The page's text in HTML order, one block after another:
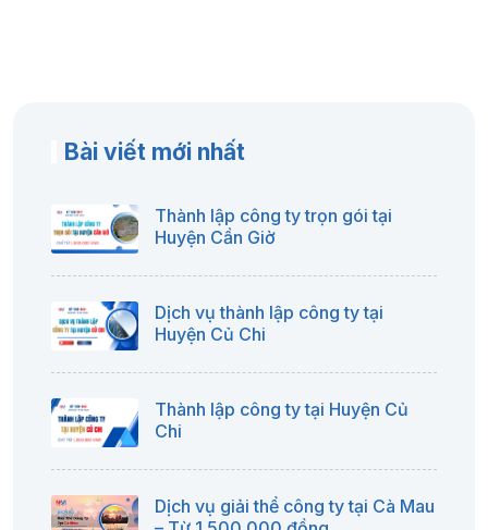
Bài viết mới nhất
Thành lập công ty trọn gói tại
Huyện Cần Giờ
Dịch vụ thành lập công ty tại
Huyện Củ Chi
Thành lập công ty tại Huyện Củ
Chi
Dịch vụ giải thể công ty tại Cà Mau